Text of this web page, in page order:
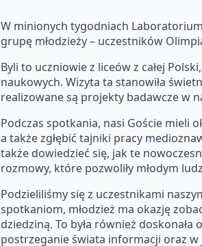
W minionych tygodniach
grupę młodzieży – uczestników
Byli to uczniowie z liceów z całej
naukowych. Wizyta ta stanowiła
realizowane są projekty badawcze w
Podczas spotkania, nasi Goście mieli
a także zgłębić tajniki pracy
także dowiedzieć się, jak te
rozmowy, które pozwoliły młodym
Podzieliliśmy się z uczestnikami
spotkaniom, młodzież ma okazję
dziedziną. To była również
postrzeganie świata informacji oraz w